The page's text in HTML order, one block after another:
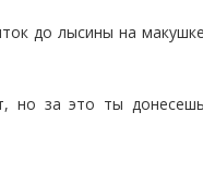
до лысины на
но за это ты